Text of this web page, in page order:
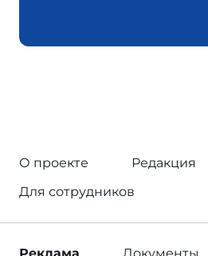
О проекте
Редакция
Для сотрудников